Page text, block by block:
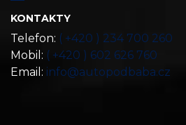
KONTAKTY
Telefon: ( +420 ) 234 700 260
Mobil: ( +420 ) 602 626 760
Email: info@autopodbaba.cz